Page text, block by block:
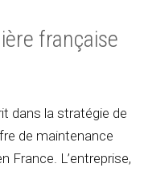
française
dans la stratégie de
de maintenance
France. L’entreprise,